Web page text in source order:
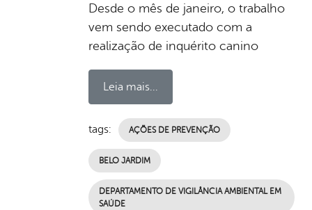
Desde o mês de janeiro, o trabalho
vem sendo executado com a
realização de inquérito canino
Leia mais...
tags: AÇÕES DE PREVENÇÃO
BELO JARDIM
DEPARTAMENTO DE VIGILÂNCIA AMBIENTAL EM
SAÚDE